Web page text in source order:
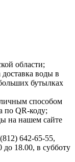
области;
воды в
бутылках
способом
по QR-коду;
на нашем сайте
642-65-55,
до 18.00, в субботу